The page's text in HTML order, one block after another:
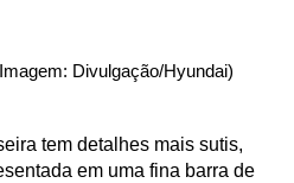
Divulgação/Hyundai)
tem detalhes mais sutis,
em uma fina barra de